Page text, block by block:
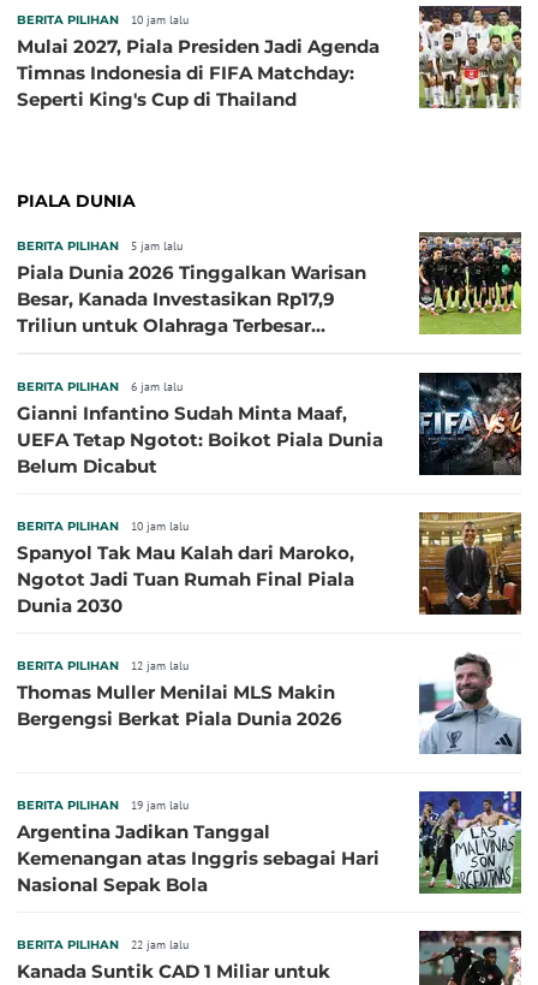
BERITA PILIHAN 10 jam lalu
Mulai 2027, Piala Presiden Jadi Agenda
Timnas Indonesia di FIFA Matchday:
Seperti King's Cup di Thailand
PIALA DUNIA
BERITA PILIHAN 5 jam lalu
Piala Dunia 2026 Tinggalkan Warisan
Besar, Kanada Investasikan Rp17,9
Triliun untuk Olahraga Terbesar
BERITA PILIHAN 6 jam lalu
Gianni Infantino Sudah Minta Maaf,
UEFA Tetap Ngotot: Boikot Piala Dunia
Belum Dicabut
BERITA PILIHAN 10 jam lalu
Spanyol Tak Mau Kalah dari Maroko,
Ngotot Jadi Tuan Rumah Final Piala
Dunia 2030
BERITA PILIHAN 12 jam lalu
Thomas Muller Menilai MLS Makin
Bergengsi Berkat Piala Dunia 2026
BERITA PILIHAN 19 jam lalu
Argentina Jadikan Tanggal
Kemenangan atas Inggris sebagai Hari
Nasional Sepak Bola
BERITA PILIHAN 22 jam lalu
Kanada Suntik CAD 1 Miliar untuk